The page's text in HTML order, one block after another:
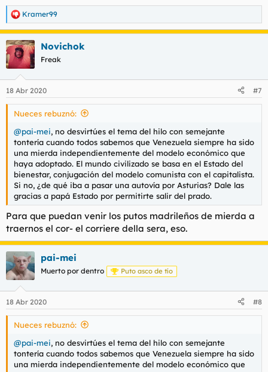
R
e
a
c
c
i
e
s
Kramer99
Novichok
Freak
18 Abr 2020 #7
Nueces rebuznó:
@pai-mei, no desvirtúes el tema del hilo con semejante
tontería cuando todos sabemos que Venezuela siempre ha sido
una mierda independientemente del modelo económico que
haya adoptado. El mundo civilizado se basa en el Estado del
bienestar, conjugación del modelo comunista con el capitalista.
Si no, ¿de qué iba a pasar una autovía por Asturias? Dale las
gracias a papá Estado por permitirte salir del prado.
Para que puedan venir los putos madrileños de mierda a
traernos el cor- el corriere della sera, eso.
pai-mei
Muerto por dentro Puto asco de tío
18 Abr 2020 #8
Nueces rebuznó:
@pai-mei, no desvirtúes el tema del hilo con semejante
tontería cuando todos sabemos que Venezuela siempre ha sido
una mierda independientemente del modelo económico que